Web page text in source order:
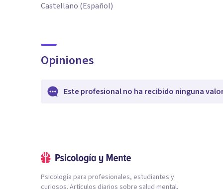
Castellano (Español)
Opiniones
Este profesional no ha recibido ninguna
Psicología para profesionales, estudiantes y
curiosos. Artículos diarios sobre salud mental,